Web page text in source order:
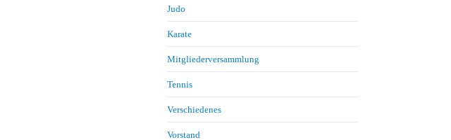
Judo
Karate
Mitgliederversammlung
Tennis
Verschiedenes
Vorstand